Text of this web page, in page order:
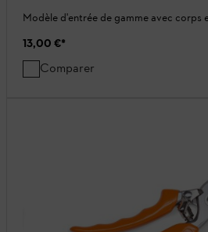
Modèle d'entrée de gamme avec corps
13,00 €*
Comparer